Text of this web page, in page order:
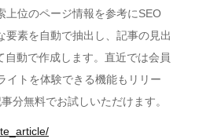
上位のページ情報を参考にSEO
要素を自動で抽出し、記事の見出
自動で作成します。直近では会員
イトを体験できる機能もリリー
分無料でお試しいただけます。